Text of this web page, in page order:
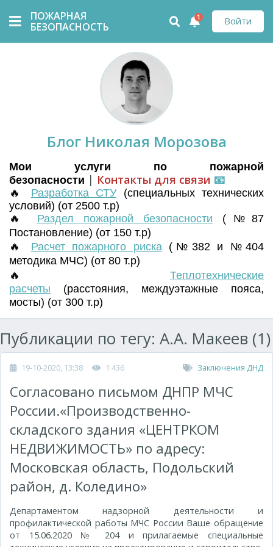
ПОЖАРНАЯ
БЕЗОПАСНОСТЬ
Войти
1
Блог Николая Морозова
Мои услуги по пожарной
безопасности | Контакты для связи 📧
🔥 Разработка СТУ (специальных технических
условий) (от 2500 т.р)
🔥 Раздел пожарной безопасности (№87
Постановление) (от 150 т.р)
🔥 Расчет пожарного риска(№382 и №404
методика МЧС) (от 80 т.р)
🔥 Теплотехнические
расчеты (расстояния, междуэтажные пояса,
мосты) (от 300 т.р)
Публикации по тегу: А.А. Макеев (1)
19-10-2020, 13:38 1 436 Заключения ДНД
Согласовано письмом ДНПР МЧС
России.«Производственно-
складского здания «ЦЕНТРКОМ
НЕДВИЖИМОСТЬ» по адресу:
Московская область, Подольский
район, д. Коледино»
Департаментом надзорной деятельности и
профилактической работы МЧС России Ваше обращение
от 15.06.2020 № 204 и прилагаемые специальные